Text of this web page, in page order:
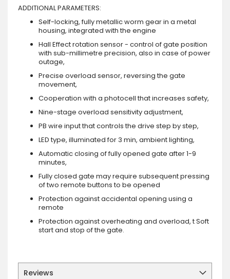
ADDITIONAL PARAMETERS:
Self-locking, fully metallic worm gear in a metal
housing, integrated with the engine
Hall Effect rotation sensor - control of gate position
with sub-millimetre precision, also in case of power
outage,
Precise overload sensor, reversing the gate
movement,
Cooperation with a photocell that increases safety,
Nine-stage overload sensitivity adjustment,
PB wire input that controls the drive step by step,
LED type, illuminated for 3 min, ambient lighting,
Automatic closing of fully opened gate after 1-9
minutes,
Fully closed gate may require subsequent pressing
of two remote buttons to be opened
Protection against accidental opening using a
remote
Protection against overheating and overload, t Soft
start and stop of the gate.
Reviews